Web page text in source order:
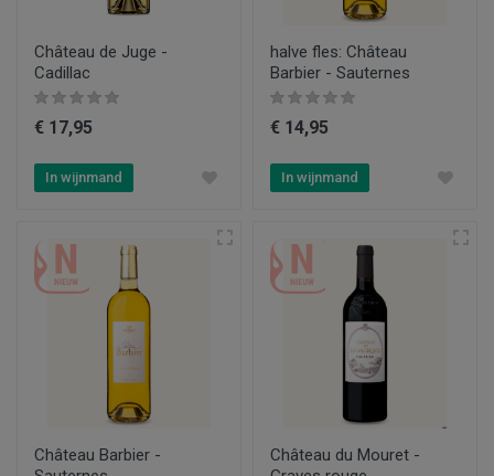
Château de Juge -
Cadillac
€ 17,95
In wijnmand
halve fles: Château
Barbier - Sauternes
€ 14,95
In wijnmand
Château Barbier -
Château du Mouret -